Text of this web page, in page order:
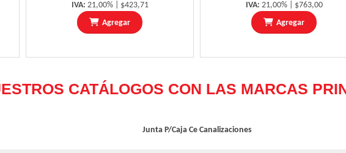
IVA: 21,00% | $423,71
Agregar
IVA: 21,00% | $763,00
Agregar
Junta P/Caja Ce Canalizaciones